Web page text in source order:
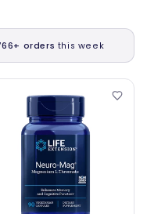
orders this week